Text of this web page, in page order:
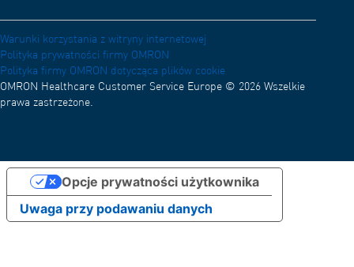
Warunki korzystania z witryny internetowej
Polityka prywatności firmy OMRON
Polityka firmy OMRON dotycząca plików cookie
OMRON Healthcare Customer Service Europe © 2026 Wszelkie
prawa zastrzeżone.
Uwaga przy podawaniu danych
Opcje prywatności użytkownika